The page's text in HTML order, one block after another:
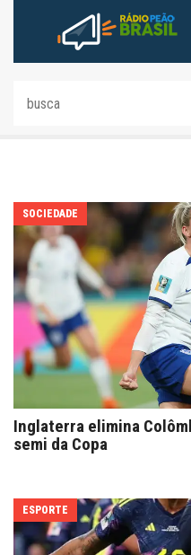
SOCIEDADE
Inglaterra elimina
semi da Copa
ESPORTE